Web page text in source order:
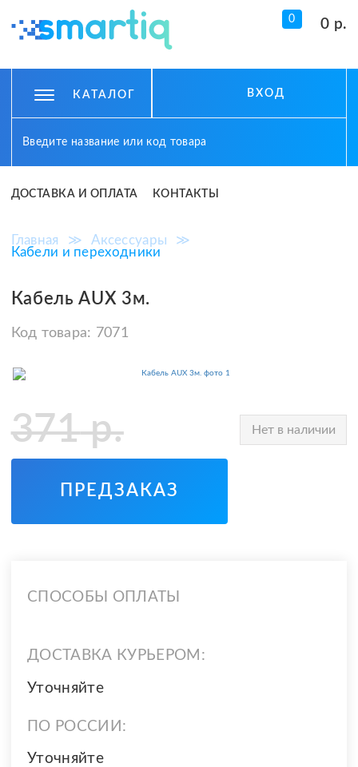
0 0 р.
КАТАЛОГ ВХОД
ДОСТАВКА И ОПЛАТА КОНТАКТЫ
Главная ≫ Аксессуары
≫
Кабели и переходники
Кабель AUX 3м.
Код товара: 7071
371р. Нет в наличии
ПРЕДЗАКАЗ
СПОСОБЫ ОПЛАТЫ
ДОСТАВКА КУРЬЕРОМ:
Уточняйте
ПО РОССИИ:
Уточняйте